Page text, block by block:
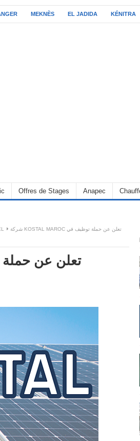
MEKNÈS EL JADIDA KÉNITRA
Offres de Stages Anapec
شركة KOSTAL MAROC تعلن عن حملة توظيف في